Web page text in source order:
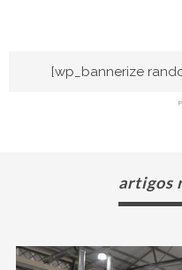
[wp_bannerize
artigos